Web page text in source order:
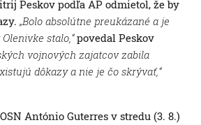
Peskov podľa AP odmietol, že by
„Bolo absolútne preukázané a je
stalo,“povedal Peskov
vojnových zajatcov zabila
dôkazy a nie je čo skrývať,“
António Guterres v stredu (3. 8.)